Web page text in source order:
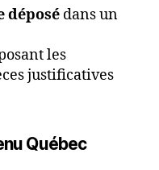
déposé dans un
les
justificatives
Québec